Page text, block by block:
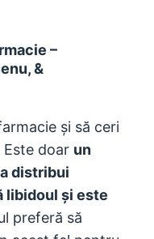
–
&
și să ceri
doar un
distribui
libidoul și este
preferă să